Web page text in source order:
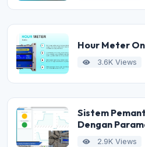
Hour Meter
3.6K Views
Sistem
Dengan
Internet Of
2.9K Views